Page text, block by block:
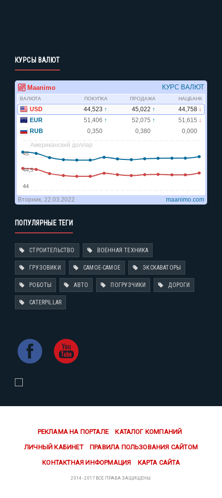
КУРСЫ ВАЛЮТ
ПОПУЛЯРНЫЕ ТЕГИ
СТРОИТЕЛЬСТВО ВОЕННАЯ ТЕХНИКА
ГРУЗОВИКИ САМОЕ-САМОЕ ЭКСКАВАТОРЫ
РОБОТЫ АВТО ПОГРУЗЧИКИ ДОРОГИ
CATERPILLAR
РЕКЛАМА НА ПОРТАЛЕ КАТАЛОГ КОМПАНИЙ
ЛИЧНЫЙ КАБИНЕТ ПРАВИЛА ПОЛЬЗОВАНИЯ САЙТОМ
КОНТАКТНАЯ ИНФОРМАЦИЯ КАРТА САЙТА
2014 - 2017 ВСЕ ПРАВА ЗАЩИЩЕНЫ